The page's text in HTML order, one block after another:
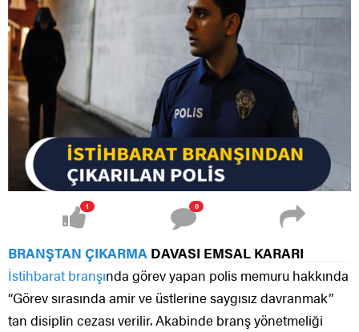
1 0
BRANŞTAN ÇIKARMA DAVASI EMSAL KARARI
İstihbarat branşında görev yapan polis memuru hakkında
“Görev sırasında amir ve üstlerine saygısız davranmak”
tan disiplin cezası verilir. Akabinde branş yönetmeliği